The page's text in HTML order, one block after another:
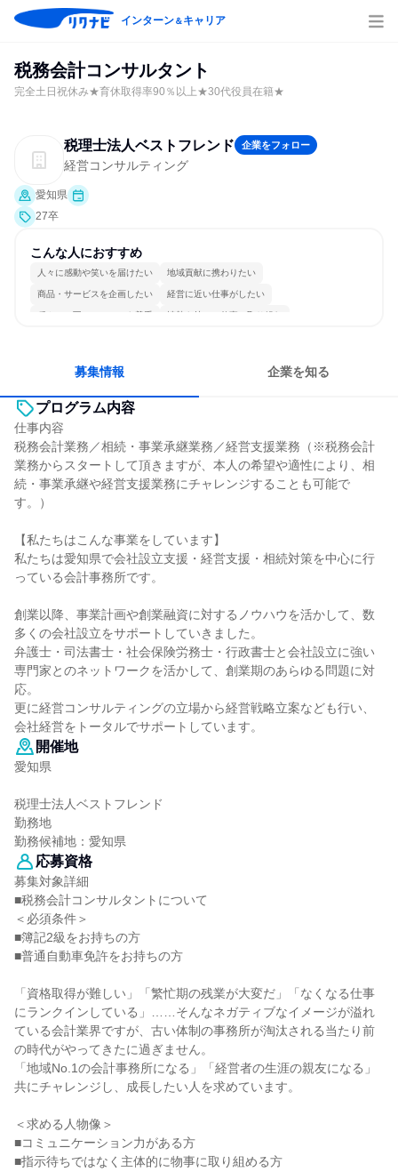
インターン＆キャリア
税務会計コンサルタント
完全土日祝休み★育休取得率90％以上★30代役員在籍★
税理士法人ベストフレンド 企業をフォロー
経営コンサルティング
愛知県
27卒
こんな人におすすめ
人々に感動や笑いを届けたい 地域貢献に携わりたい
商品・サービスを企画したい 経営に近い仕事がしたい
穏やかで互いのペースを尊重 情熱を持って仕事に取り組む
募集情報 企業を知る
プログラム内容
仕事内容
税務会計業務／相続・事業承継業務／経営支援業務（※税務会計
業務からスタートして頂きますが、本人の希望や適性により、相
続・事業承継や経営支援業務にチャレンジすることも可能で
す。）
【私たちはこんな事業をしています】
私たちは愛知県で会社設立支援・経営支援・相続対策を中心に行
っている会計事務所です。
創業以降、事業計画や創業融資に対するノウハウを活かして、数
多くの会社設立をサポートしていきました。
弁護士・司法書士・社会保険労務士・行政書士と会社設立に強い
専門家とのネットワークを活かして、創業期のあらゆる問題に対
応。
更に経営コンサルティングの立場から経営戦略立案なども行い、
会社経営をトータルでサポートしています。
開催地
愛知県
税理士法人ベストフレンド
勤務地
勤務候補地：愛知県
応募資格
募集対象詳細
■税務会計コンサルタントについて
＜必須条件＞
■簿記2級をお持ちの方
■普通自動車免許をお持ちの方
「資格取得が難しい」「繁忙期の残業が大変だ」「なくなる仕事
にランクインしている」……そんなネガティブなイメージが溢れ
ている会計業界ですが、古い体制の事務所が淘汰される当たり前
の時代がやってきたに過ぎません。
「地域No.1の会計事務所になる」「経営者の生涯の親友になる」
共にチャレンジし、成長したい人を求めています。
＜求める人物像＞
■コミュニケーション力がある方
■指示待ちではなく主体的に物事に取り組める方